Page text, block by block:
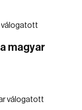
magyar